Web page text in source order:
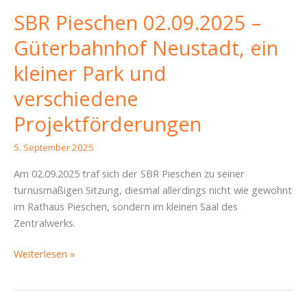
SBR Pieschen 02.09.2025 –
Güterbahnhof Neustadt, ein
kleiner Park und
verschiedene
Projektförderungen
5. September 2025
Am 02.09.2025 traf sich der SBR Pieschen zu seiner
turnusmäßigen Sitzung, diesmal allerdings nicht wie gewohnt
im Rathaus Pieschen, sondern im kleinen Saal des
Zentralwerks.
SBR
Weiterlesen »